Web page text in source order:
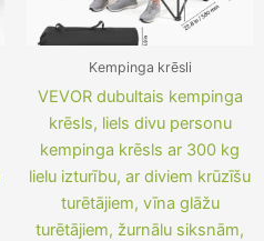
Kempinga krēsli
VEVOR dubultais kempinga
krēsls, liels divu personu
kempinga krēsls ar 300 kg
lielu izturību, ar diviem krūzīšu
turētājiem, vīna glāžu
turētājiem, žurnālu siksnām,